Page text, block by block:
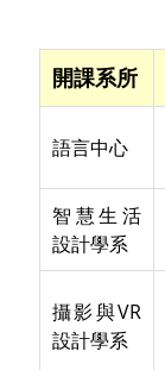
開課系所
語言中心
智慧生活
設計學系
攝影與VR
設計學系